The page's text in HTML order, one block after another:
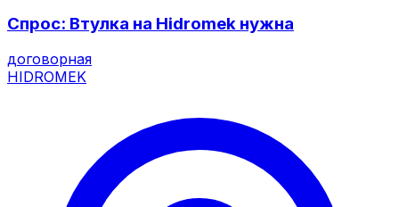
Спрос: Втулка на Hidromek нужна
договорная
HIDROMEK